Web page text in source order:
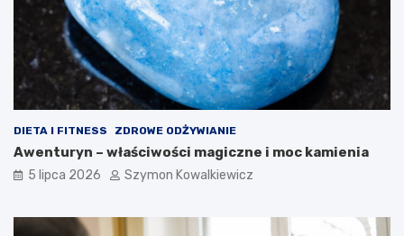
DIETA I FITNESS ZDROWE ODŻYWIANIE
Awenturyn – właściwości magiczne i moc kamienia
5 lipca 2026 Szymon Kowalkiewicz